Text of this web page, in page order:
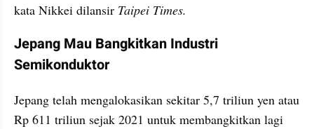
kata Nikkei dilansir Taipei Times.
Jepang Mau Bangkitkan Industri
Semikonduktor
Jepang telah mengalokasikan sekitar 5,7 triliun yen atau
Rp 611 triliun sejak 2021 untuk membangkitkan lagi